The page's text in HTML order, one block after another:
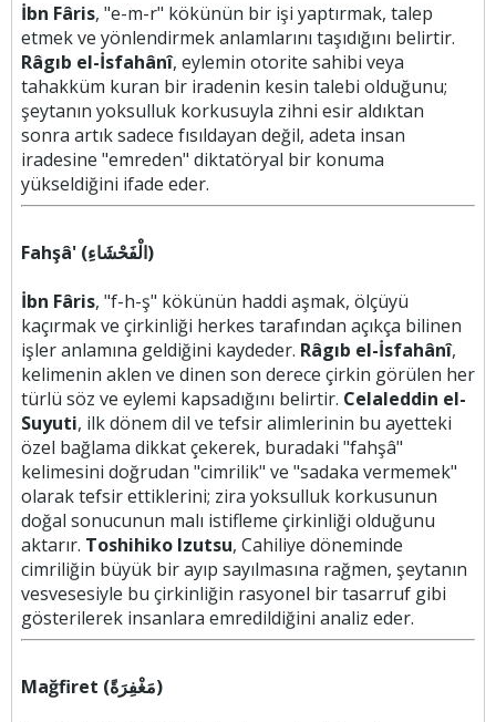
İbn Fâris, "e-m-r" kökünün bir işi yaptırmak, talep
etmek ve yönlendirmek anlamlarını taşıdığını belirtir.
Râgıb el-İsfahânî, eylemin otorite sahibi veya
tahakküm kuran bir iradenin kesin talebi olduğunu;
şeytanın yoksulluk korkusuyla zihni esir aldıktan
sonra artık sadece fısıldayan değil, adeta insan
iradesine "emreden" diktatöryal bir konuma
yükseldiğini ifade eder.
Fahşâ' (الْفَحْشَاءِ)
İbn Fâris, "f-h-ş" kökünün haddi aşmak, ölçüyü
kaçırmak ve çirkinliği herkes tarafından açıkça bilinen
işler anlamına geldiğini kaydeder. Râgıb el-İsfahânî,
kelimenin aklen ve dinen son derece çirkin görülen her
türlü söz ve eylemi kapsadığını belirtir. Celaleddin el-
Suyuti, ilk dönem dil ve tefsir alimlerinin bu ayetteki
özel bağlama dikkat çekerek, buradaki "fahşâ"
kelimesini doğrudan "cimrilik" ve "sadaka vermemek"
olarak tefsir ettiklerini; zira yoksulluk korkusunun
doğal sonucunun malı istifleme çirkinliği olduğunu
aktarır. Toshihiko Izutsu, Cahiliye döneminde
cimriliğin büyük bir ayıp sayılmasına rağmen, şeytanın
vesvesesiyle bu çirkinliğin rasyonel bir tasarruf gibi
gösterilerek insanlara emredildiğini analiz eder.
Mağfiret (مَغْفِرَةً)